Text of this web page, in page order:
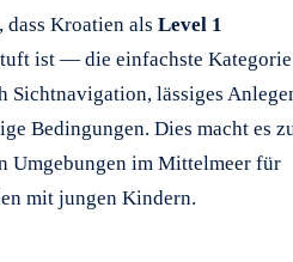
Kroatien als Level 1
ist — die einfachste Kategorie
lässiges
Bedingungen. Dies macht es
Umgebungen im Mittelmeer für
mit jungen Kindern.